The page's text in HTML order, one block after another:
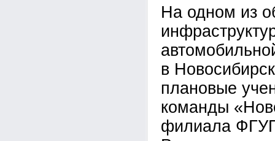
На одном из
в
плановые
команды
филиала